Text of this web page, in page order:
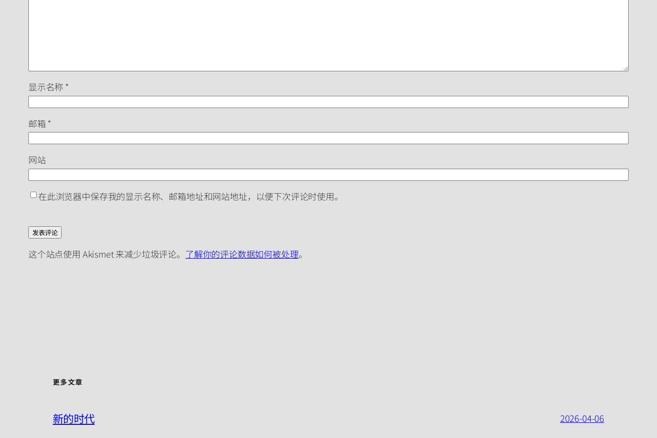
显示名称 *
邮箱*
网站
在此浏览器中保存我的显示名称、邮箱地址和网站地址，以便下次评论时使用。
这个站点使用 Akismet 来减少垃圾评论。 了解你的评论数据如何被处理。
更多文章
新的时代 2026-04-06